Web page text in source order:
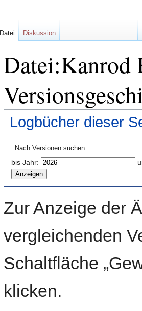
Datei:Kanrod
Logbücher dieser
springen
springen
Nach Versionen suchen
bis Jahr:
Zur Anzeige der
vergleichenden
Schaltfläche
klicken.
Datei Diskussion